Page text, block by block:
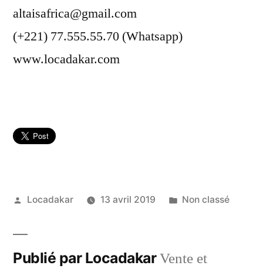
altaisafrica@gmail.com
(+221) 77.555.55.70 (Whatsapp)
www.locadakar.com
Publié
Locadakar 13 avril 2019
Publié
Non classé
Publié par LocadakarVente et